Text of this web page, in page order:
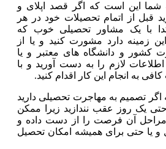
شما این است که اگر قصد اپلای و
قبل از اتمام تحصیلات خود در هر
با یک مشاور تحصیلی خوب که
زمینه دارد مشورت کنید و یا از
و دانشگاه های معتبر و یا
لازم را به دست آورید و با
به انجام این کار اقدام کنید.
اگر تصمیم به مهاجرت تحصیلی دارید
حتی یک روز عقب نندازید زیرا ممکن
مراحل آن فرصت را از دست داده و
و یا حتی برای همیشه امکان تحصیل